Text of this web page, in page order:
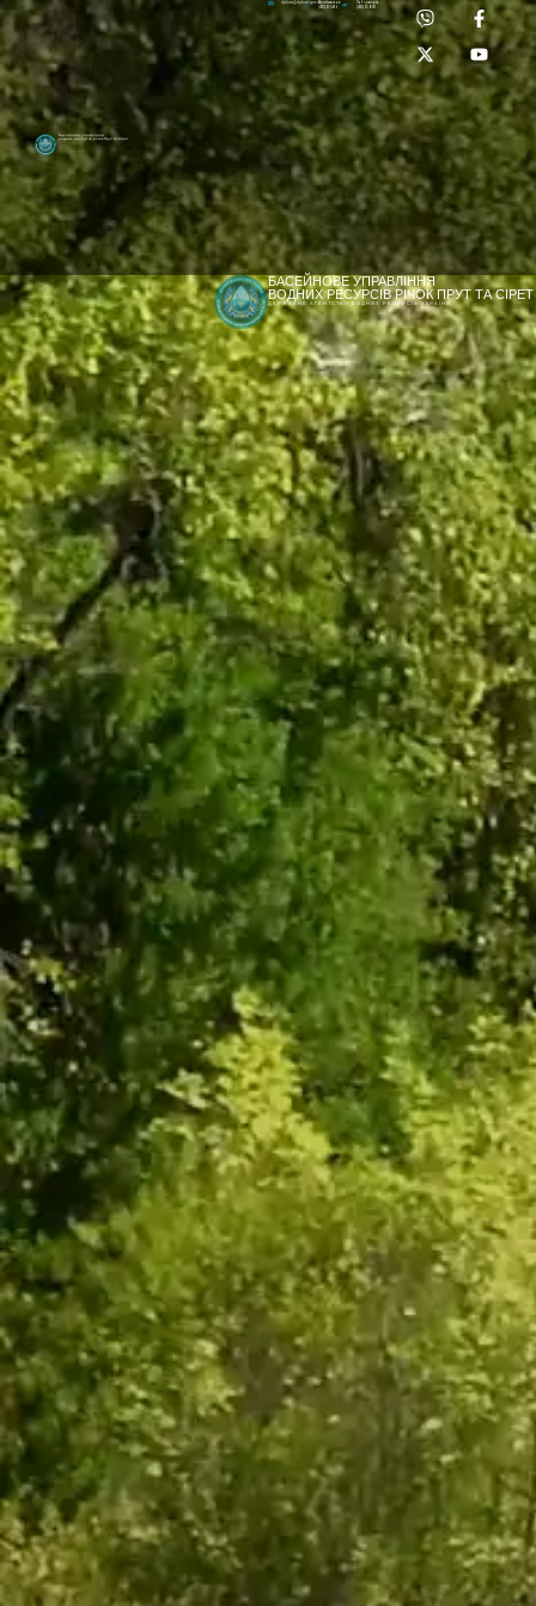
[newyear_garland]
Басейнове управління
водних ресурсів річок Прут та Сірет
Лабораторія:
(0372) 53-92-00
dpbuvr@dpbuvr.gov.uaПриймальня:
(0372) 51-14-56
БАСЕЙНОВЕ УПРАВЛІННЯ
ВОДНИХ РЕСУРСІВ РІЧОК ПРУТ ТА СІРЕТ
ДЕРЖАВНЕ АГЕНТСТВО ВОДНИХ РЕСУРСІВ УКРАЇНИ